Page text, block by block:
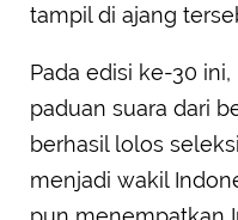
tampil di ajang
Pada edisi ke-30
paduan suara dari
berhasil lolos
menjadi wakil